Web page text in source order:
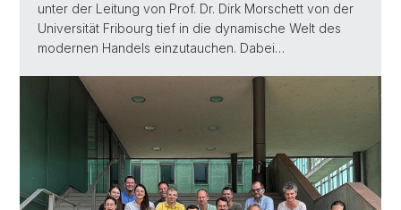
unter der Leitung von Prof. Dr. Dirk Morschett von der
Universität Fribourg tief in die dynamische Welt des
modernen Handels einzutauchen. Dabei…